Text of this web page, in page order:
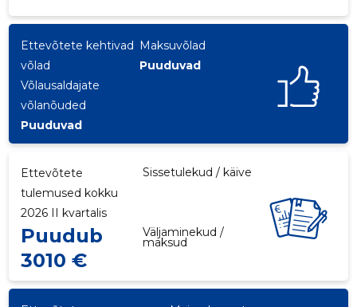
Ettevõtete kehtivad
võlad
Maksuvõlad
Puuduvad
Võlausaldajate
võlanõuded
Puuduvad
Ettevõtete
tulemused kokku
2026 II kvartalis
Sissetulekud / käive
Puudub Väljaminekud /
maksud
3010 €